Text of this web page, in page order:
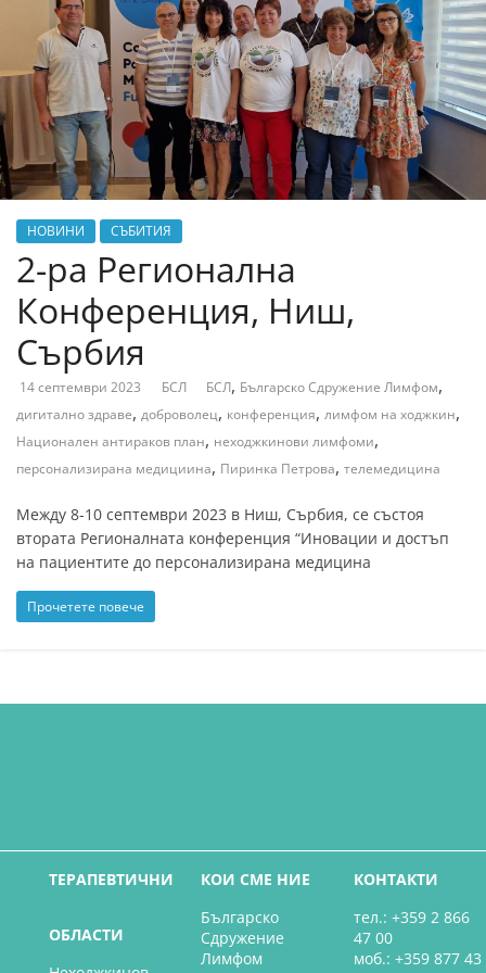
НОВИНИ СЪБИТИЯ
2-ра Регионална
Конференция, Ниш,
Сърбия
14 септември 2023 БСЛ БСЛ, Българско Сдружение Лимфом,
дигитално здраве, доброволец, конференция, лимфом на ходжкин,
Национален антираков план, неходжкинови лимфоми,
персонализирана медициина, Пиринка Петрова, телемедицина
Между 8-10 септември 2023 в Ниш, Сърбия, се състоя
втората Регионалната конференция “Иновации и достъп
на пациентите до персонализирана медицина
Прочетете повече
ТЕРАПЕВТИЧНИ
ОБЛАСТИ
КОИ СМЕ НИЕ
Българско
Сдружение
Лимфом
КОНТАКТИ
тел.: +359 2 866
47 00
моб.: +359 877 43